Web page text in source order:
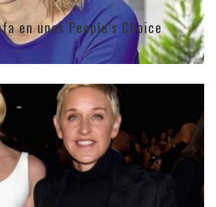
en unos People’s Choice